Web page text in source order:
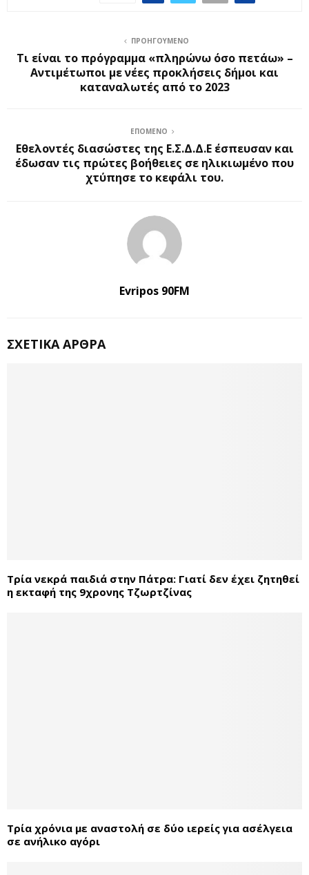
ΠΡΟΗΓΟΎΜΕΝΟ
Τι είναι το πρόγραμμα «πληρώνω όσο πετάω» –
Αντιμέτωποι με νέες προκλήσεις δήμοι και
καταναλωτές από το 2023
ΕΠΌΜΕΝΟ
Εθελοντές διασώστες της Ε.Σ.Δ.Δ.Ε έσπευσαν και
έδωσαν τις πρώτες βοήθειες σε ηλικιωμένο που
χτύπησε το κεφάλι του.
Evripos 90FM
ΣΧΕΤΙΚΆ ΆΡΘΡΑ
Τρία νεκρά παιδιά στην Πάτρα: Γιατί δεν έχει ζητηθεί
η εκταφή της 9χρονης Τζωρτζίνας
Τρία χρόνια με αναστολή σε δύο ιερείς για ασέλγεια
σε ανήλικο αγόρι